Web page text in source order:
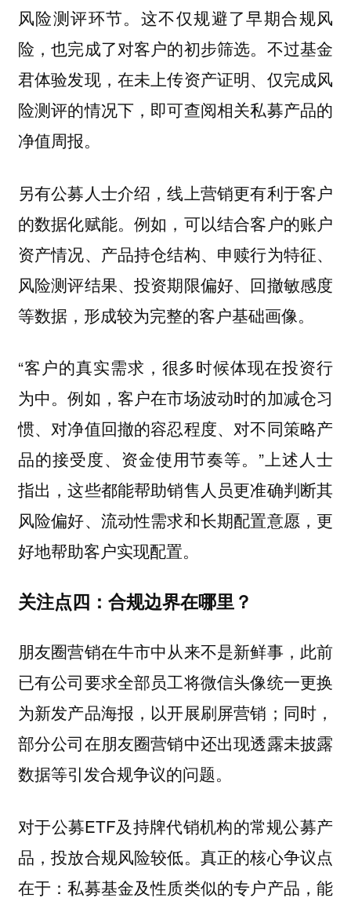
风险测评环节。这不仅规避了早期合规风
险，也完成了对客户的初步筛选。不过基金
君体验发现，在未上传资产证明、仅完成风
险测评的情况下，即可查阅相关私募产品的
净值周报。
另有公募人士介绍，线上营销更有利于客户
的数据化赋能。例如，可以结合客户的账户
资产情况、产品持仓结构、申赎行为特征、
风险测评结果、投资期限偏好、回撤敏感度
等数据，形成较为完整的客户基础画像。
“客户的真实需求，很多时候体现在投资行
为中。例如，客户在市场波动时的加减仓习
惯、对净值回撤的容忍程度、对不同策略产
品的接受度、资金使用节奏等。”上述人士
指出，这些都能帮助销售人员更准确判断其
风险偏好、流动性需求和长期配置意愿，更
好地帮助客户实现配置。
关注点四：合规边界在哪里？
朋友圈营销在牛市中从来不是新鲜事，此前
已有公司要求全部员工将微信头像统一更换
为新发产品海报，以开展刷屏营销；同时，
部分公司在朋友圈营销中还出现透露未披露
数据等引发合规争议的问题。
对于公募ETF及持牌代销机构的常规公募产
品，投放合规风险较低。真正的核心争议点
在于：私募基金及性质类似的专户产品，能